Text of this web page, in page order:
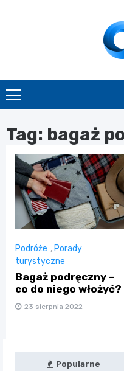
Tag: bagaż
Podróże , Porady
turystyczne
Bagaż podręczny –
co do niego włożyć?
23 sierpnia 2022
Popularne